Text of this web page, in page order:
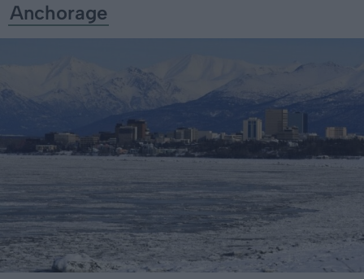
Anchorage